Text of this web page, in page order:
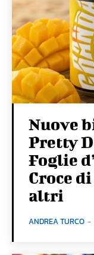
Nuove
Pretty
Foglie
Croce
altri
ANDREA TURCO -